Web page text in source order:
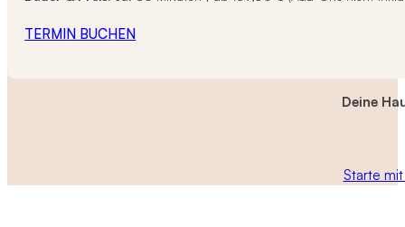
TERMIN BUCHEN
Deine
Starte